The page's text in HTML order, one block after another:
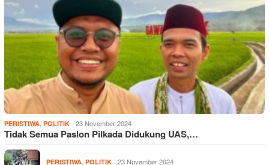
PERISTIWA POLITIK 23 November 2024
Tidak Semua Paslon Pilkada Didukung UAS,…
PERISTIWA POLITIK 23 November 2024